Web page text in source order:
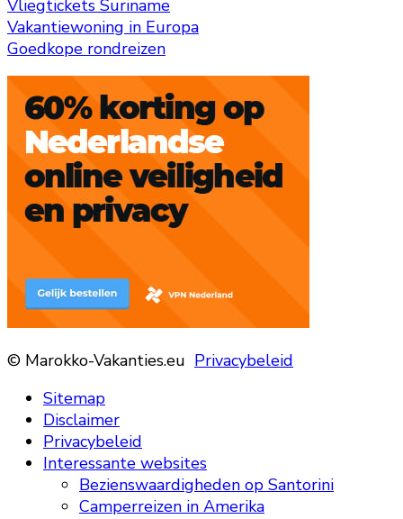
Vliegtickets Suriname
Vakantiewoning in Europa
Goedkope rondreizen
© Marokko-Vakanties.eu Privacybeleid
Sitemap
Disclaimer
Privacybeleid
Interessante websites
Bezienswaardigheden op Santorini
Camperreizen in Amerika